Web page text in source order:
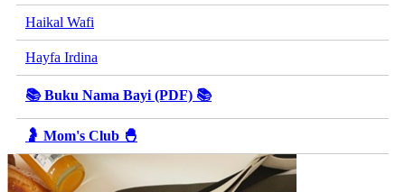
Haikal Wafi
Hayfa Irdina
📚 Buku Nama Bayi (PDF) 📚
🤰 Mom's Club 🐣